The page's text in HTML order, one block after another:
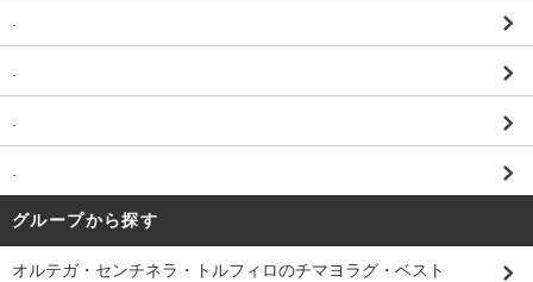
グループから探す
オルテガ・センチネラ・トルフィロのチマヨラグ・ベスト